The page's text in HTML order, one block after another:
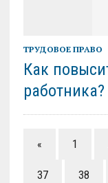
ТРУДОВОЕ ПРАВО
Как
работника?
« 1
37 38